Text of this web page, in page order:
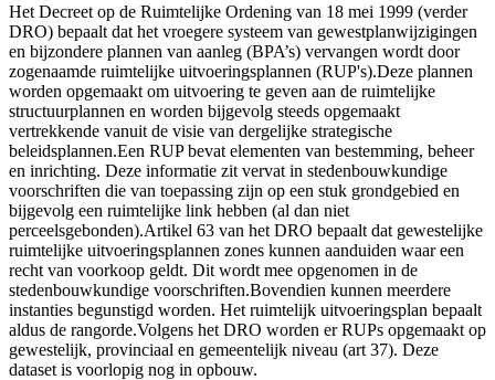
Het Decreet op de Ruimtelijke Ordening van 18 mei 1999 (verder
DRO) bepaalt dat het vroegere systeem van gewestplanwijzigingen
en bijzondere plannen van aanleg (BPA’s) vervangen wordt door
zogenaamde ruimtelijke uitvoeringsplannen (RUP's).Deze plannen
worden opgemaakt om uitvoering te geven aan de ruimtelijke
structuurplannen en worden bijgevolg steeds opgemaakt
vertrekkende vanuit de visie van dergelijke strategische
beleidsplannen.Een RUP bevat elementen van bestemming, beheer
en inrichting. Deze informatie zit vervat in stedenbouwkundige
voorschriften die van toepassing zijn op een stuk grondgebied en
bijgevolg een ruimtelijke link hebben (al dan niet
perceelsgebonden).Artikel 63 van het DRO bepaalt dat gewestelijke
ruimtelijke uitvoeringsplannen zones kunnen aanduiden waar een
recht van voorkoop geldt. Dit wordt mee opgenomen in de
stedenbouwkundige voorschriften.Bovendien kunnen meerdere
instanties begunstigd worden. Het ruimtelijk uitvoeringsplan bepaalt
aldus de rangorde.Volgens het DRO worden er RUPs opgemaakt op
gewestelijk, provinciaal en gemeentelijk niveau (art 37). Deze
dataset is voorlopig nog in opbouw.